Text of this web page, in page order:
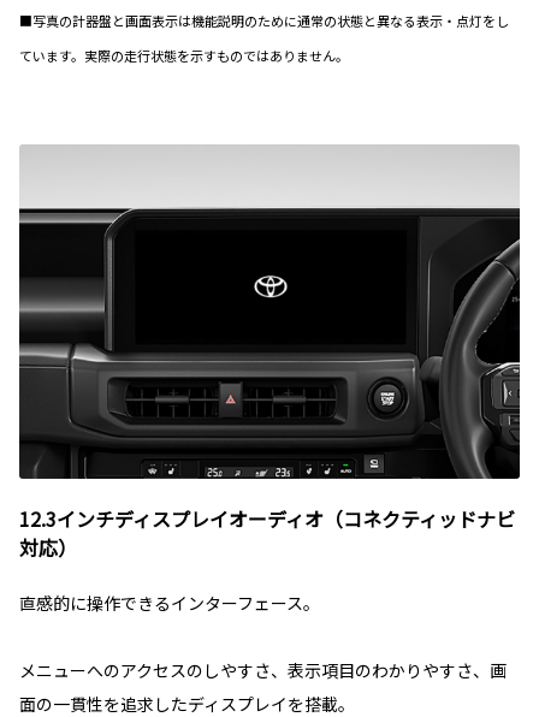
■写真の計器盤と画面表示は機能説明のために通常の状態と異なる表示・点灯をし
ています。実際の走行状態を示すものではありません。
12.3インチディスプレイオーディオ（コネクティッドナビ
対応）
直感的に操作できるインターフェース。
メニューへのアクセスのしやすさ、表示項目のわかりやすさ、画
面の一貫性を追求したディスプレイを搭載。